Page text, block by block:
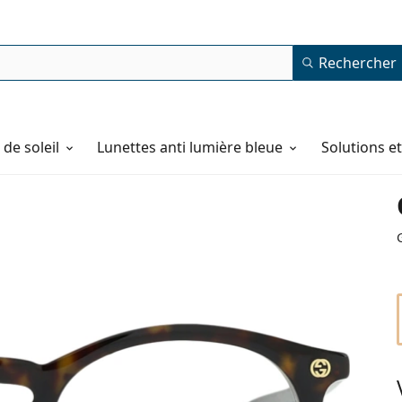
Rechercher
soleil Lunettes anti lumière bleue Solutions